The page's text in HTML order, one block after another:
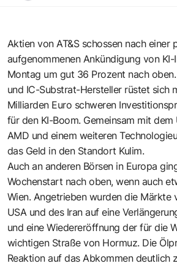
Aktien von AT&S schossen nach einer
aufgenommenen Ankündigung von
Montag um gut 36 Prozent nach
und IC-Substrat-Hersteller rüstet sich
Milliarden Euro schweren
für den KI-Boom. Gemeinsam mit
AMD und einem weiteren
das Geld in den Standort Kulim.
Auch an anderen Börsen in Europa
Wochenstart nach oben, wenn auch
Wien. Angetrieben wurden die Märkte
USA und des Iran auf eine
und eine Wiedereröffnung der für die
wichtigen Straße von Hormuz. Die
Reaktion auf das Abkommen deutlich